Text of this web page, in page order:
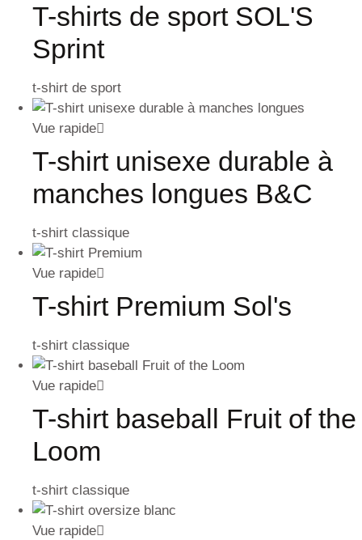
T-shirts de sport SOL'S
Sprint
t-shirt de sport
Vue rapide
T-shirt unisexe durable à
manches longues B&C
t-shirt classique
Vue rapide
T-shirt Premium Sol's
t-shirt classique
Vue rapide
T-shirt baseball Fruit of the
Loom
t-shirt classique
Vue rapide